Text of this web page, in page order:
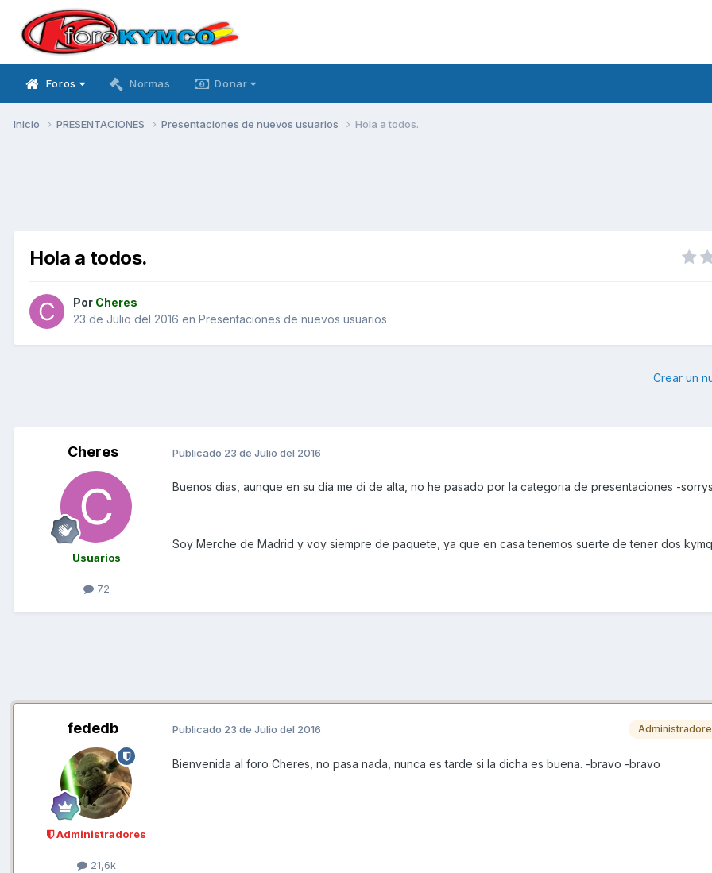
Foros Normas Donar
Inicio PRESENTACIONES Presentaciones de nuevos usuarios Hola a todos.
Hola a todos.
Por Cheres
23 de Julio del 2016 en Presentaciones de nuevos usuarios
Crear un
Cheres
Usuarios
72
Publicado 23 de Julio del 2016
Buenos dias, aunque en su día me di de alta, no he pasado por la categoria de presentaciones -
Soy Merche de Madrid y voy siempre de paquete, ya que en casa tenemos suerte de tener dos
fededb
Administradores
21,6k
Publicado 23 de Julio del 2016
Bienvenida al foro Cheres, no pasa nada, nunca es tarde si la dicha es buena. -bravo -bravo